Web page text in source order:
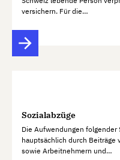
versichern. Für die…
Sozialabzüge
Die Aufwendungen folgender
hauptsächlich durch
sowie Arbeitnehmern und…